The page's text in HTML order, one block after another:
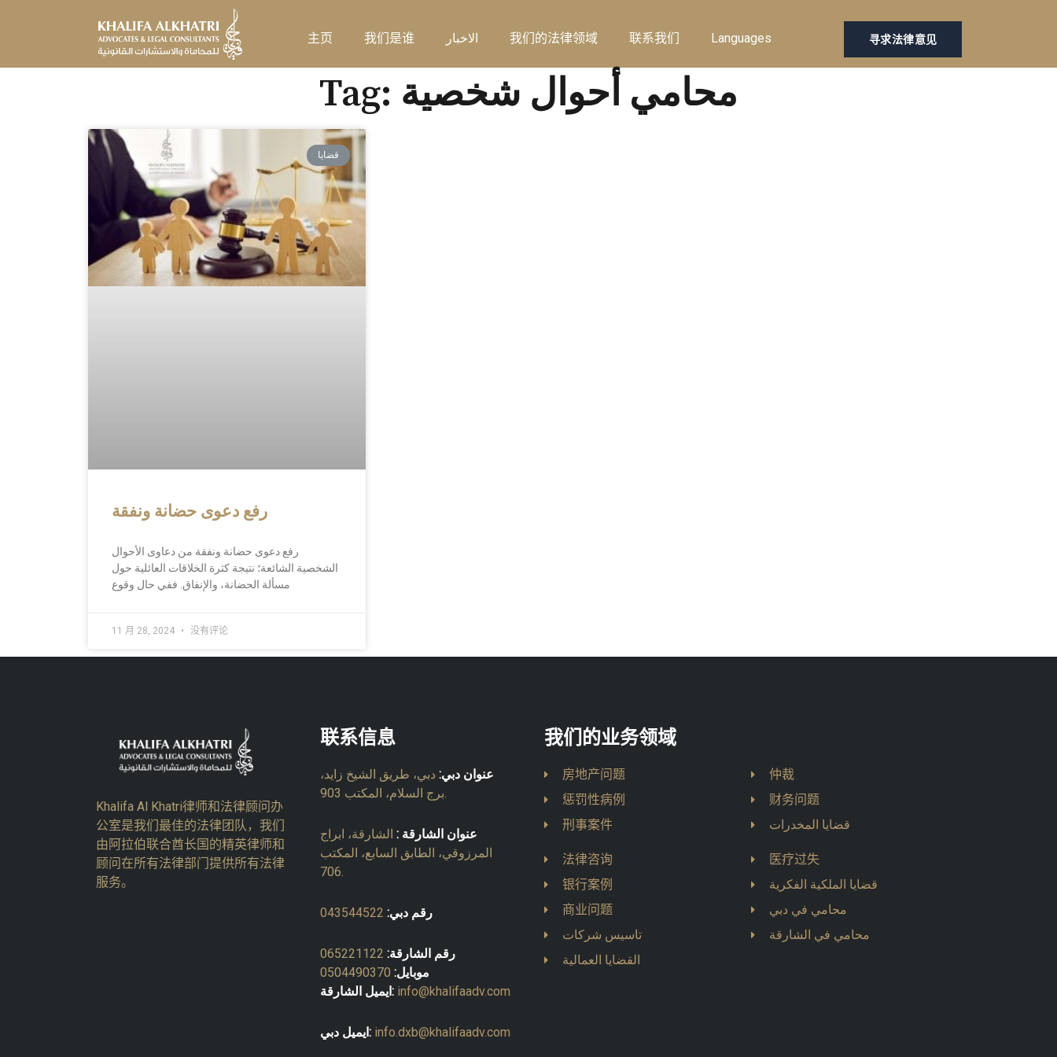
容
主页 我们是谁 الاخبار 我们的法律领域 联系我们 Languages 寻求法律意见
Tag: محامي أحوال شخصية
قضايا
رفع دعوى حضانة ونفقة
رفع دعوى حضانة ونفقة من دعاوى الأحوال
الشخصية الشائعة؛ نتيجة كثرة الخلاقات العائلية حول
مسألة الحضانة، والإنفاق. ففي حال وقوع
11 月 28, 2024 没有评论
Khalifa Al Khatri律师和法律顾问办
公室是我们最佳的法律团队，我们
由阿拉伯联合酋长国的精英律师和
顾问在所有法律部门提供所有法律
服务。
联系信息
عنوان دبي: دبي، طريق الشيخ زايد،
برج السلام، المكتب 903.
عنوان الشارقة : الشارقة، ابراج
المرزوقي، الطابق السابع، المكتب
706.
رقم دبي: 043544522
رقم الشارقة: 065221122
موبايل: 0504490370
ايميل الشارقة: info@khalifaadv.com
ايميل دبي: info.dxb@khalifaadv.com
我们的业务领域
房地产问题
惩罚性病例
刑事案件
法律咨询
银行案例
商业问题
تاسيس شركات
القضايا العمالية
仲裁
财务问题
قضايا المخدرات
医疗过失
قضايا الملكية الفكرية
محامي في دبي
محامي في الشارقة